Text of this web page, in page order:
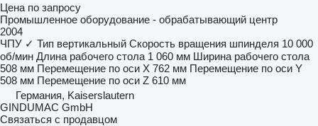
Цена по запросу
Промышленное оборудование - обрабатывающий центр
2004
ЧПУ ✓ Тип вертикальный Скорость вращения шпинделя 10 000
об/мин Длина рабочего стола 1 060 мм Ширина рабочего стола
508 мм Перемещение по оси X 762 мм Перемещение по оси Y
508 мм Перемещение по оси Z 610 мм
Германия, Kaiserslautern
GINDUMAC GmbH
Связаться с продавцом